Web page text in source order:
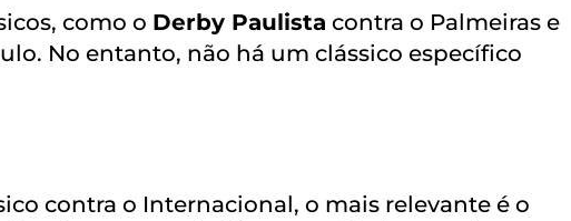
como o Derby Paulista contra o Palmeiras e
No entanto, não há um clássico específico
contra o Internacional, o mais relevante é o